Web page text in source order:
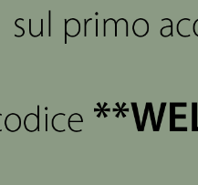
e la delicatezza
danza o per ocasioni
a qualsiasi